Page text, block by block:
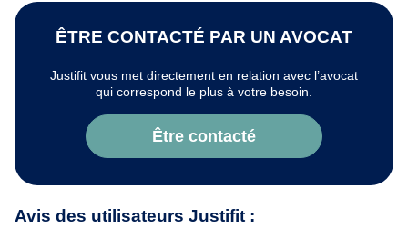
ÊTRE CONTACTÉ PAR UN AVOCAT
Justifit vous met directement en relation avec l’avocat
qui correspond le plus à votre besoin.
Être contacté
Avis des utilisateurs Justifit :